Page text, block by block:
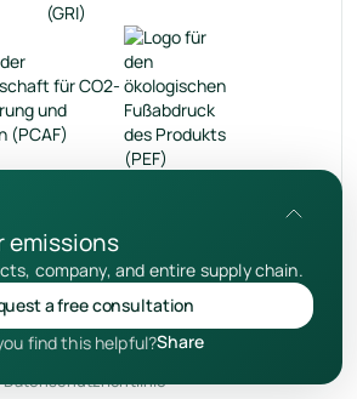
de
Datenschutzrichtlinie
emissions
company, and entire supply chain.
a free consultation
find this helpful?Share